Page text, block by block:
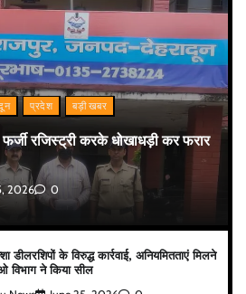
प्रदेश बड़ी खबर
रजिस्ट्री करके धोखाधड़ी कर फरार
2026 0
डीलरशिपों के विरुद्ध कार्रवाई, अनियमितताएं मिलने
विभाग ने किया सील